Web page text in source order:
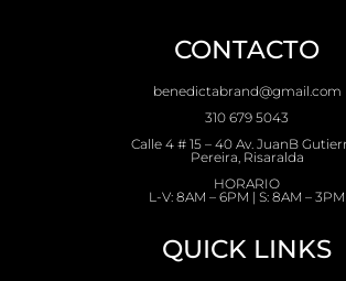
CONTACTO
benedictabrand@gmail.com
310 679 5043
Calle 4 # 15 – 40 Av. JuanB
Pereira, Risaralda
HORARIO
L-V: 8AM – 6PM | S: 8AM – 3PM
QUICK LINKS